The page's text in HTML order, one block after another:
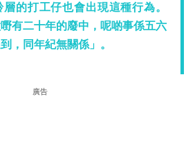
的打工仔也會出現這種行為。
嘢有二十年的廢中，呢啲事係五六
，同年紀無關係」。
廣告